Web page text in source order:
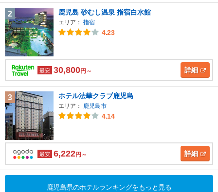
2 鹿児島 砂むし温泉 指宿白水館
エリア： 指宿
4.23
最安 30,800円～ 詳細
3 ホテル法華クラブ鹿児島
エリア： 鹿児島市
4.14
最安 6,222円～ 詳細
鹿児島県のホテルランキングをもっと見る